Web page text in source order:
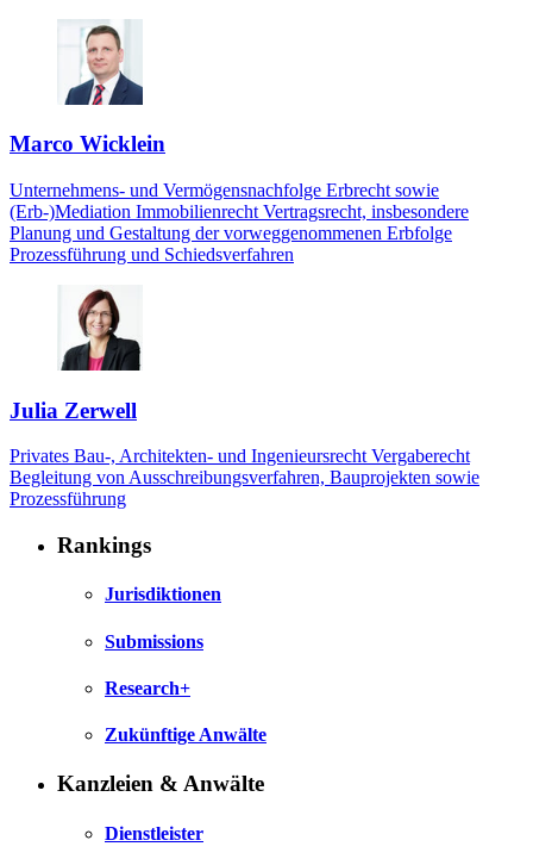
Marco Wicklein
Unternehmens- und Vermögensnachfolge Erbrecht sowie
(Erb-)Mediation Immobilienrecht Vertragsrecht, insbesondere
Planung und Gestaltung der vorweggenommenen Erbfolge
Prozessführung und Schiedsverfahren
Julia Zerwell
Privates Bau-, Architekten- und Ingenieursrecht Vergaberecht
Begleitung von Ausschreibungsverfahren, Bauprojekten sowie
Prozessführung
Rankings
Jurisdiktionen
Submissions
Research+
Zukünftige Anwälte
Kanzleien & Anwälte
Dienstleister